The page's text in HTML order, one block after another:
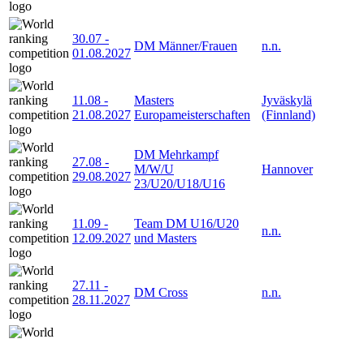
30.07 -
01.08.2027
DM Männer/Frauen n.n.
11.08 -
21.08.2027
Masters
Europameisterschaften
Jyväskylä
(Finnland)
27.08 -
29.08.2027
DM Mehrkampf
M/W/U
23/U20/U18/U16
Hannover
11.09 -
12.09.2027
Team DM U16/U20
und Masters
n.n.
27.11 -
28.11.2027
DM Cross n.n.